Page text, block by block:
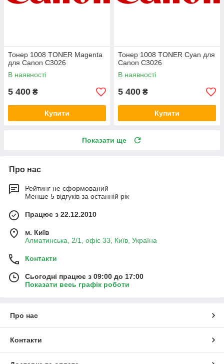
Тонер 1008 TONER Magenta
для Canon C3026
В наявності
5 400 ₴
Купити
Тонер 1008 TONER Cyan для
Canon C3026
В наявності
5 400 ₴
Купити
Показати ще
Про нас
Рейтинг не сформований
Менше 5 відгуків за останній рік
Працює з 22.12.2010
м. Київ
Алматинська, 2/1, офіс 33, Київ, Україна
Контакти
Сьогодні працює з 09:00 до 17:00
Показати весь графік роботи
Про нас
Контакти